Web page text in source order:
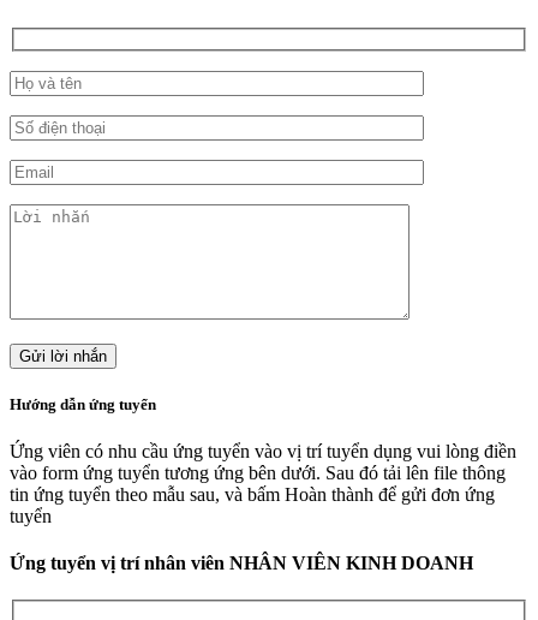
Hướng dẫn ứng tuyển
Ứng viên có nhu cầu ứng tuyển vào vị trí tuyển dụng vui lòng điền
vào form ứng tuyển tương ứng bên dưới. Sau đó tải lên file thông
tin ứng tuyển theo mẫu sau, và bấm Hoàn thành để gửi đơn ứng
tuyển
Ứng tuyển vị trí nhân viên NHÂN VIÊN KINH DOANH